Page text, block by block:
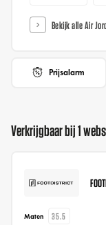
Bekijk alle Air
Prijsalarm
Verkrijgbaar bij 1
Maten 35.5